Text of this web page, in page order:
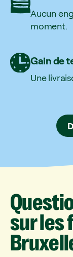
Aucun
moment.
Gain de
Une
surles